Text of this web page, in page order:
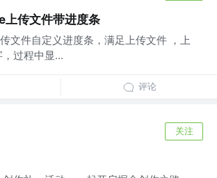
传文件带进度条
文件自定义进度条，满足上传文件 ，上
过程中显...
评论
关注